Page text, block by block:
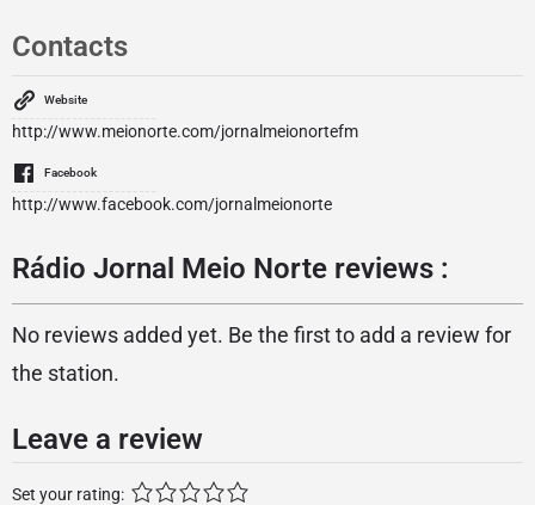
Contacts
Website
http://www.meionorte.com/jornalmeionortefm
Facebook
http://www.facebook.com/jornalmeionorte
Rádio Jornal Meio Norte reviews :
No reviews added yet. Be the first to add a review for
the station.
Leave a review
Set your rating: